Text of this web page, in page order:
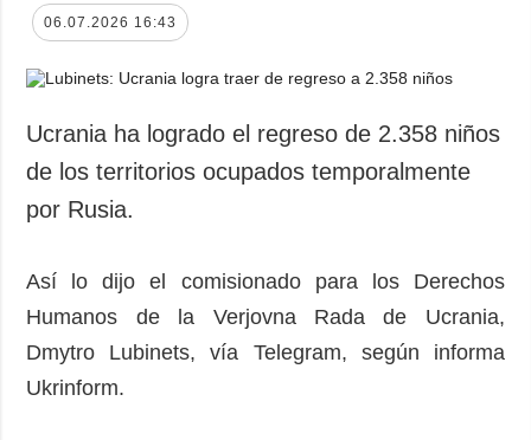
06.07.2026 16:43
Ucrania ha logrado el regreso de 2.358 niños
de los territorios ocupados temporalmente
por Rusia.
Así lo dijo el comisionado para los Derechos
Humanos de la Verjovna Rada de Ucrania,
Dmytro Lubinets, vía Telegram, según informa
Ukrinform.